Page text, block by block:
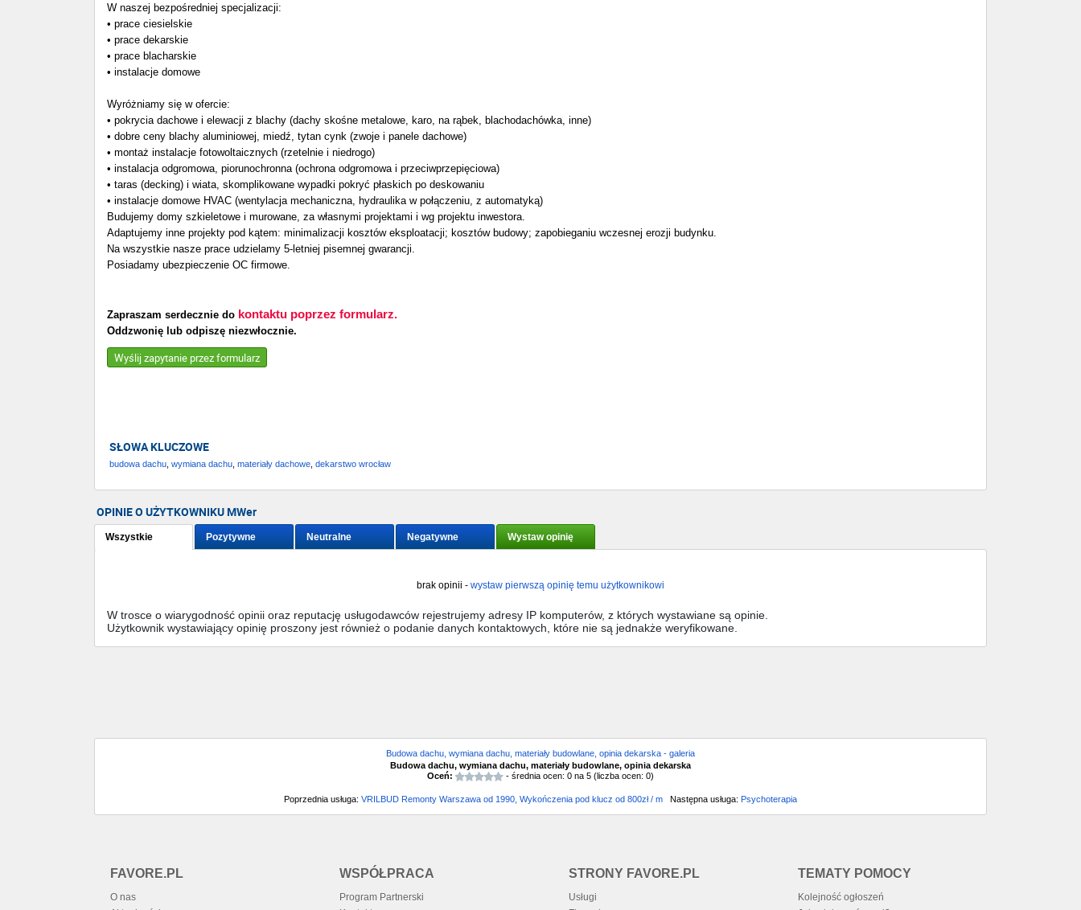
W naszej bezpośredniej specjalizacji:
• prace ciesielskie
• prace dekarskie
• prace blacharskie
• instalacje domowe
Wyróżniamy się w ofercie:
• pokrycia dachowe i elewacji z blachy (dachy skośne metalowe, karo, na rąbek, blachodachówka, inne)
• dobre ceny blachy aluminiowej, miedź, tytan cynk (zwoje i panele dachowe)
• montaż instalacje fotowoltaicznych (rzetelnie i niedrogo)
• instalacja odgromowa, piorunochronna (ochrona odgromowa i przeciwprzepięciowa)
• taras (decking) i wiata, skomplikowane wypadki pokryć płaskich po deskowaniu
• instalacje domowe HVAC (wentylacja mechaniczna, hydraulika w połączeniu, z automatyką)
Budujemy domy szkieletowe i murowane, za własnymi projektami i wg projektu inwestora.
Adaptujemy inne projekty pod kątem: minimalizacji kosztów eksploatacji; kosztów budowy; zapobieganiu wczesnej erozji budynku.
Na wszystkie nasze prace udzielamy 5-letniej pisemnej gwarancji.
Posiadamy ubezpieczenie OC firmowe.
Zapraszam serdecznie do kontaktu poprzez formularz.
Oddzwonię lub odpiszę niezwłocznie.
Wyślij zapytanie przez formularz
SŁOWA KLUCZOWE
budowa dachu wymiana dachu materiały dachowe dekarstwo wrocław
OPINIE O UŻYTKOWNIKU MWer
Wszystkie Pozytywne Neutralne Negatywne Wystaw opinię
brak opinii - wystaw pierwszą opinię temu użytkownikowi
W trosce o wiarygodność opinii oraz reputację usługodawców rejestrujemy adresy IP komputerów, z których wystawiane są opinie.
Użytkownik wystawiający opinię proszony jest również o podanie danych kontaktowych, które nie są jednakże weryfikowane.
Budowa dachu, wymiana dachu, materiały budowlane, opinia dekarska - galeria
Budowa dachu, wymiana dachu, materiały budowlane, opinia dekarska
Oceń:
- średnia ocen: 0 na 5 (liczba ocen: 0)
Poprzednia usługa: VRILBUD Remonty Warszawa od 1990, Wykończenia pod klucz od 800zł / m Następna usługa: Psychoterapia
FAVORE.PL
O nas
WSPÓŁPRACA
Program Partnerski
STRONY FAVORE.PL
Usługi
TEMATY POMOCY
Kolejność ogłoszeń